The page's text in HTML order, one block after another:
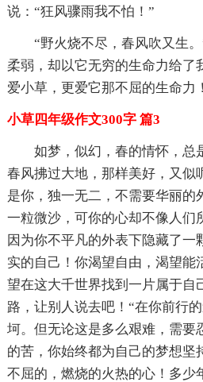
说：“狂风骤雨我不怕！”
“野火烧不尽，春风吹又生
柔弱，却以它无穷的生命力给了
爱小草，更爱它那不屈的生命力！
小草四年级作文300字 篇3
如梦，似幻，春的情怀，总
春风拂过大地，那样美好，又似
是你，独一无二，不需要华丽的
一粒微沙，可你的心却不像人们
因为你不平凡的外表下隐藏了一
实的自己！你渴望自由，渴望能
望在这大千世界找到一片属于自
路，让别人说去吧！“在你前行
坷。但无论这是多么艰难，需要
的苦，你始终都为自己的梦想坚
不屈的，燃烧的火热的心！多少